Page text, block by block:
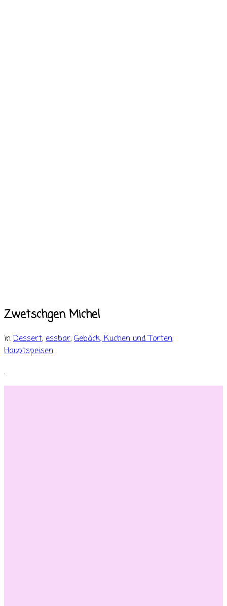
Zwetschgen Michel
in Dessert, essbar, Gebäck, Kuchen und Torten,
Hauptspeisen
.